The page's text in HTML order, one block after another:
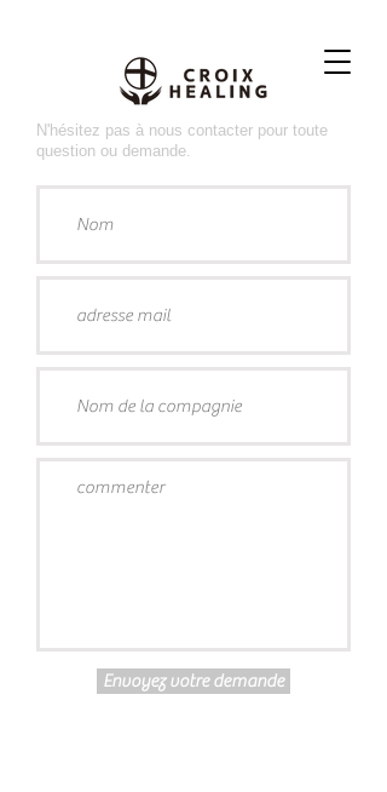
N'hésitez pas à nous contacter pour toute
question ou demande.
Envoyez votre demande